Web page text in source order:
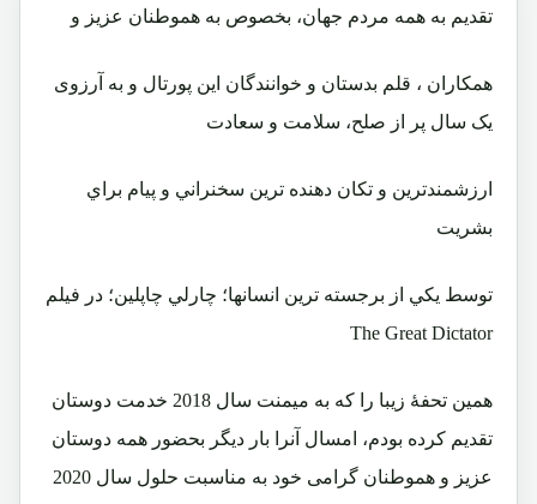
تقدیم به همه مردم جهان، بخصوص به هموطنان عزیز و
همکاران ، قلم بدستان و خوانندگان این پورتال و به آرزوی
یک سال پر از صلح، سلامت و سعادت
ارزشمندترين و تكان دهنده ترين سخنراني و پيام براي
بشريت
توسط يكي از برجسته ترين انسانها؛ چارلي چاپلين؛ در فيلم
The Great Dictator
همین تحفۀ زیبا را که به میمنت سال 2018 خدمت دوستان
تقدیم کرده بودم، امسال آنرا بار دیگر بحضور همه دوستان
عزیز و هموطنان گرامی خود به مناسبت حلول سال 2020